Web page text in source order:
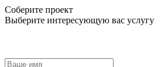
Соберите проект
Выберите интересующую вас услугу